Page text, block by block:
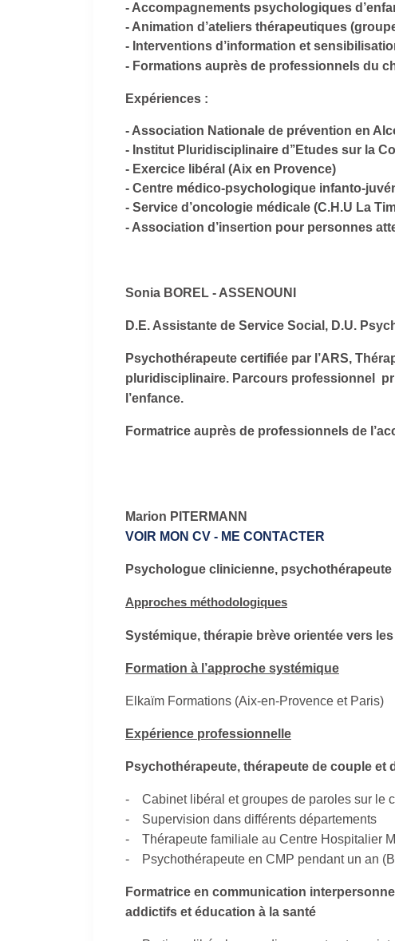
- Accompagnements psychologiques
- Animation d’ateliers thérapeutiques
- Interventions d’information et
- Formations auprès de professionnels du
Expériences :
- Association Nationale de prévention en
- Institut Pluridisciplinaire d’’Etudes sur la
- Exercice libéral (Aix en Provence)
- Centre médico-psychologique infanto-
- Service d’oncologie médicale (C.H.U La
- Association d’insertion pour personnes
Sonia BOREL - ASSENOUNI
D.E. Assistante de Service Social, D.U.
Psychothérapeute certifiée par l’ARS,
pluridisciplinaire. Parcours professionnel
l’enfance.
Formatrice auprès de professionnels de
Marion PITERMANN
VOIR MON CV - ME CONTACTER
Psychologue clinicienne,
Approches méthodologiques
Systémique, thérapie brève orientée vers
Formation à l’approche systémique
Elkaïm Formations (Aix-en-Provence et Paris)
Expérience professionnelle
Psychothérapeute, thérapeute de couple et
- Cabinet libéral et groupes de paroles sur le
- Supervision dans différents départements
- Thérapeute familiale au Centre Hospitalier
- Psychothérapeute en CMP pendant un an
Formatrice en communication
addictifs et éducation à la santé